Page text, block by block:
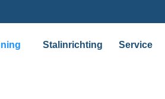
Stalinrichting Service